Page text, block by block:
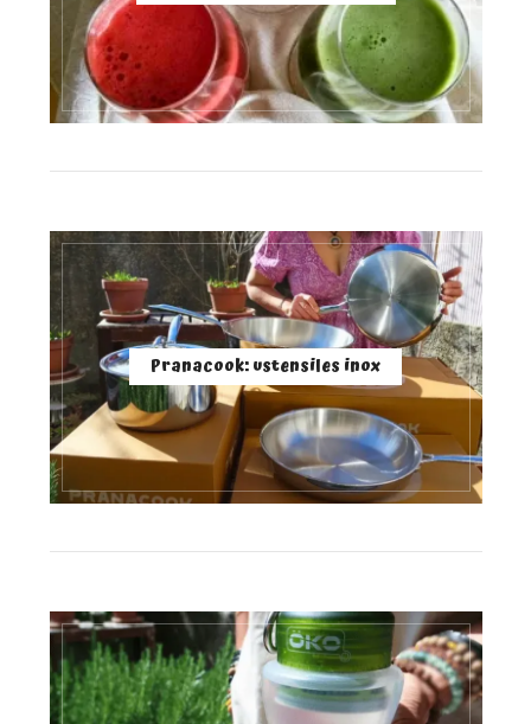
Pranacook: ustensiles inox